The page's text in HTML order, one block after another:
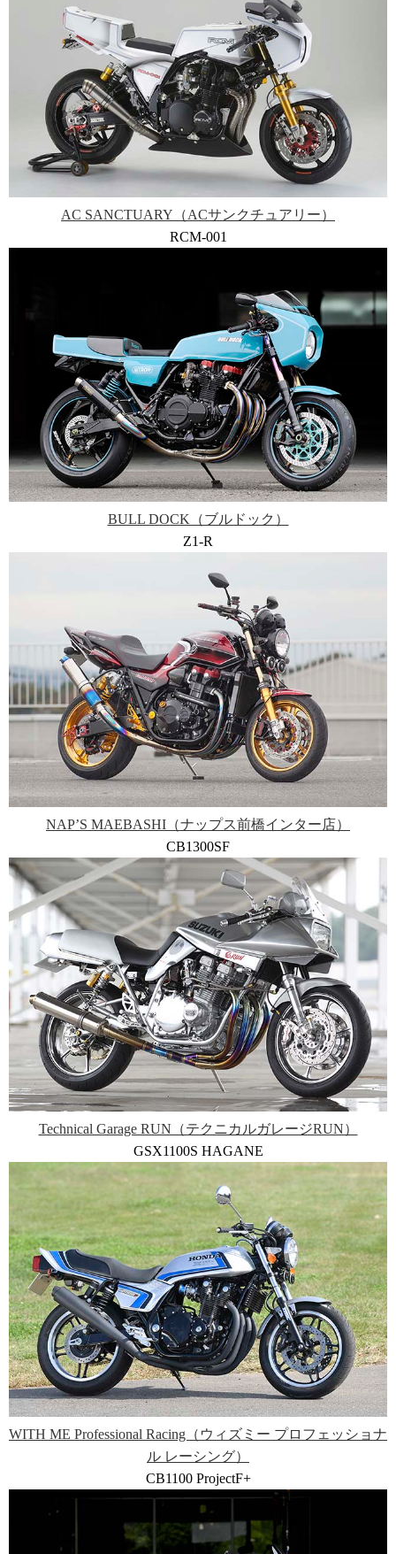
AC SANCTUARY（ACサンクチュアリー）
RCM-001
BULL DOCK（ブルドック）
Z1-R
NAP’S MAEBASHI（ナップス前橋インター店）
CB1300SF
Technical Garage RUN（テクニカルガレージRUN）
GSX1100S HAGANE
WITH ME Professional Racing（ウィズミー プロフェッショナ
ル レーシング）
CB1100 ProjectF+